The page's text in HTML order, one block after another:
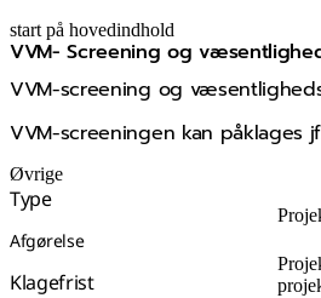
start på hovedindhold
VVM- Screening og
VVM-screening og
VVM-screeningen kan påklages
senest opdateret 2. juli 2026
Øvrige
Type
Afgørelse
Klagefrist